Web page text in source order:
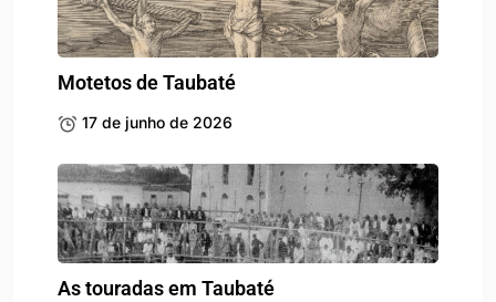
Motetos de Taubaté
17 de junho de 2026
As touradas em Taubaté